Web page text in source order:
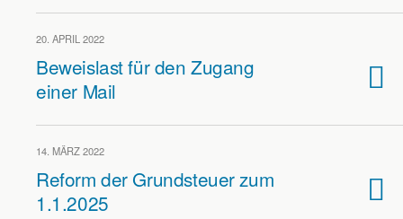
20. APRIL 2022
Beweislast für den Zugang
einer Mail
14. MÄRZ 2022
Reform der Grundsteuer zum
1.1.2025